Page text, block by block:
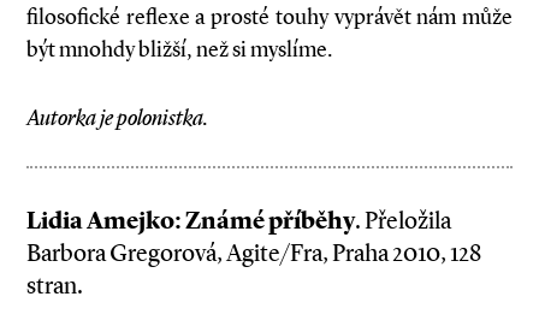
filosofické reflexe a prosté touhy vyprávět nám může
být mnohdy bližší, než si myslíme.
Autorka je polonistka.
Lidia Amejko: Známé příběhy. Přeložila
Barbora Gregorová, Agite/Fra, Praha 2010, 128
stran.